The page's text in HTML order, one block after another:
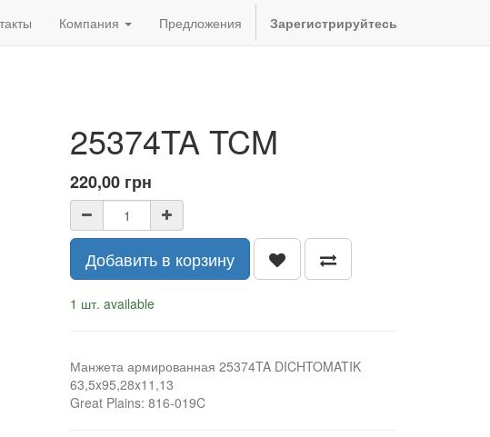
Компания Предложения Зарегистрируйтесь
25374TA TCM
220,00 грн
Добавить в корзину
1 шт. available
Манжета армированная 25374TA DICHTOMATIK
63,5x95,28x11,13
Great Plains: 816-019C